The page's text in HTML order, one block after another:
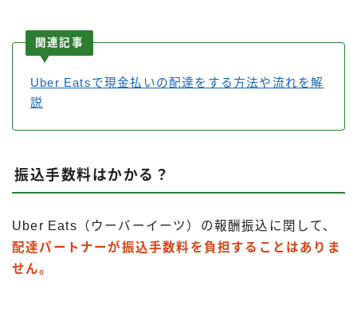
関連記事
Uber Eatsで現金払いの配達をする方法や流れを解
説
振込手数料はかかる？
Uber Eats（ウーバーイーツ）の報酬振込に関して、
配達パートナーが振込手数料を負担することはありま
せん。